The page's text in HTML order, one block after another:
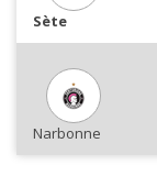
Sète
Narbonne